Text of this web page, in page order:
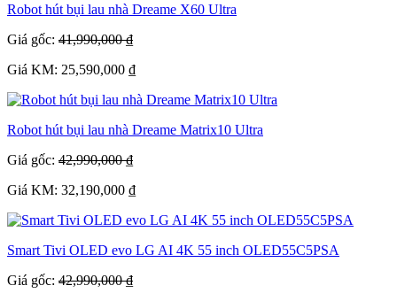
Robot hút bụi lau nhà Dreame X60 Ultra
Giá gốc: 41,990,000 ₫
Giá KM: 25,590,000 ₫
Robot hút bụi lau nhà Dreame Matrix10 Ultra
Giá gốc: 42,990,000 ₫
Giá KM: 32,190,000 ₫
Smart Tivi OLED evo LG AI 4K 55 inch OLED55C5PSA
Giá gốc: 42,990,000 ₫